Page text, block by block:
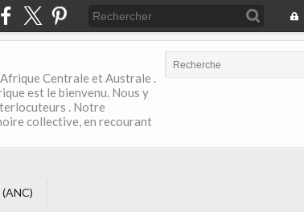
Centrale et Australe .
est le bienvenu. Nous y
. Notre
collective, en recourant
(ANC)